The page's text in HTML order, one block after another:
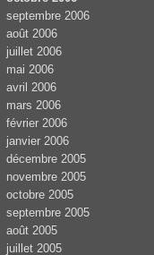
septembre 2006
août 2006
juillet 2006
mai 2006
avril 2006
mars 2006
février 2006
janvier 2006
décembre 2005
novembre 2005
octobre 2005
septembre 2005
août 2005
juillet 2005